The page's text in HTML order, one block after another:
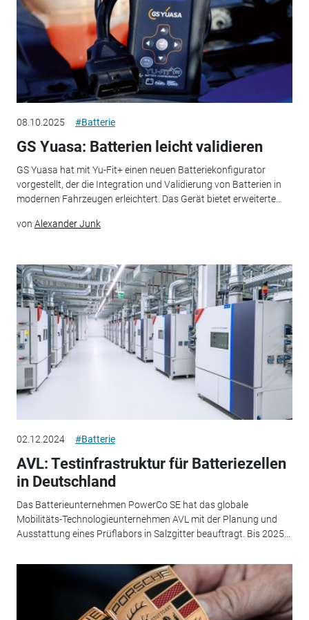
08.10.2025 #Batterie
GS Yuasa: Batterien leicht validieren
GS Yuasa hat mit Yu-Fit+ einen neuen Batteriekonfigurator
vorgestellt, der die Integration und Validierung von Batterien in
modernen Fahrzeugen erleichtert. Das Gerät bietet erweiterte...
von Alexander Junk
02.12.2024 #Batterie
AVL: Testinfrastruktur für Batteriezellen
in Deutschland
Das Batterieunternehmen PowerCo SE hat das globale
Mobilitäts-Technologieunternehmen AVL mit der Planung und
Ausstattung eines Prüflabors in Salzgitter beauftragt. Bis 2025...